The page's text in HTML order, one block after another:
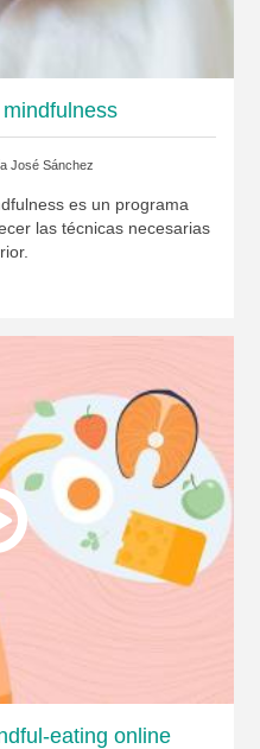
José Sánchez
es un programa
las técnicas necesarias
eating online